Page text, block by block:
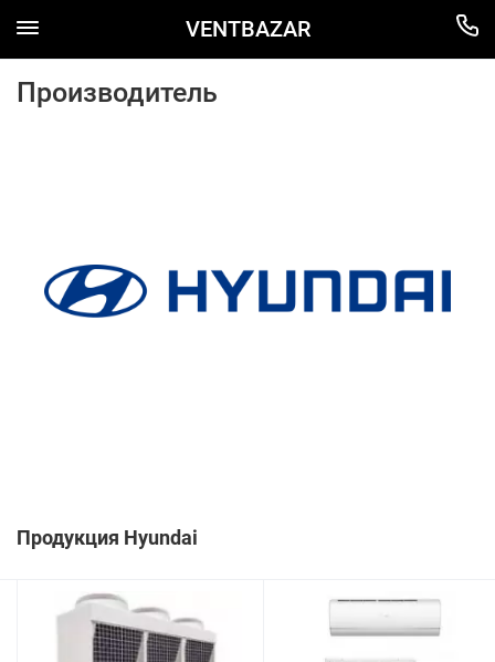
VENTBAZAR
Производитель
Продукция Hyundai